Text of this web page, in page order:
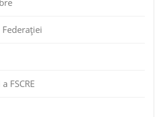
FSCRE